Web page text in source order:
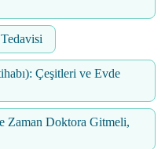
Çeşitleri ve Evde
Zaman Doktora Gitmeli,